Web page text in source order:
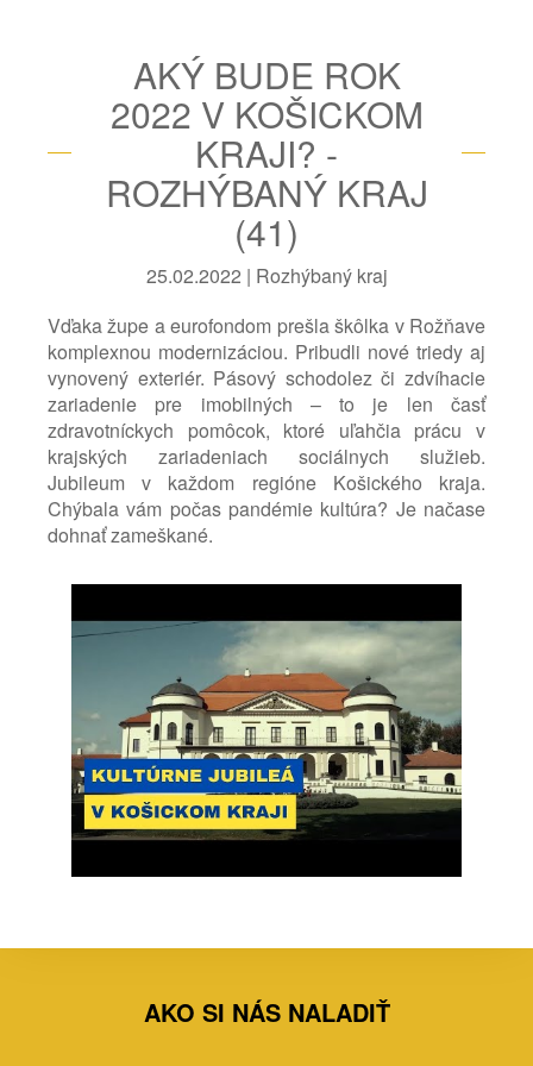
AKÝ BUDE ROK
2022 V KOŠICKOM
KRAJI? -
ROZHÝBANÝ KRAJ
(41)
25.02.2022 | Rozhýbaný kraj
Vďaka župe a eurofondom prešla škôlka v Rožňave
komplexnou modernizáciou. Pribudli nové triedy aj
vynovený exteriér. Pásový schodolez či zdvíhacie
zariadenie pre imobilných – to je len časť
zdravotníckych pomôcok, ktoré uľahčia prácu v
krajských zariadeniach sociálnych služieb.
Jubileum v každom regióne Košického kraja.
Chýbala vám počas pandémie kultúra? Je načase
dohnať zameškané.
AKO SI NÁS NALADIŤ